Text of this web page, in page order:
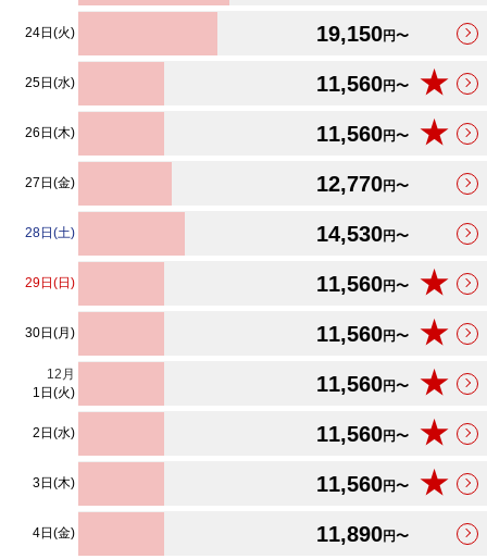
24日(火) 19,150円〜
25日(水) 11,560円〜 ★
26日(木) 11,560円〜 ★
27日(金) 12,770円〜
28日(土) 14,530円〜
29日(日) 11,560円〜 ★
30日(月) 11,560円〜 ★
12 月
1日(火)
11,560円〜 ★
2日(水) 11,560円〜 ★
3日(木) 11,560円〜 ★
4日(金) 11,890円〜